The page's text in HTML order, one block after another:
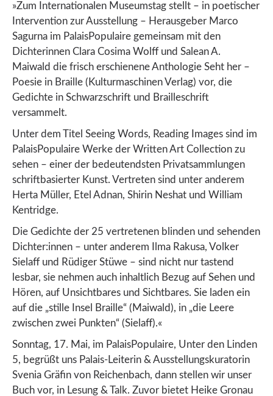
»Zum Internationalen Museumstag stellt – in poetischer
Intervention zur Ausstellung – Herausgeber Marco
Sagurna im PalaisPopulaire gemeinsam mit den
Dichterinnen Clara Cosima Wolff und Salean A.
Maiwald die frisch erschienene Anthologie Seht her –
Poesie in Braille (Kulturmaschinen Verlag) vor, die
Gedichte in Schwarzschrift und Brailleschrift
versammelt.
Unter dem Titel Seeing Words, Reading Images sind im
PalaisPopulaire Werke der Written Art Collection zu
sehen – einer der bedeutendsten Privatsammlungen
schriftbasierter Kunst. Vertreten sind unter anderem
Herta Müller, Etel Adnan, Shirin Neshat und William
Kentridge.
Die Gedichte der 25 vertretenen blinden und sehenden
Dichter:innen – unter anderem Ilma Rakusa, Volker
Sielaff und Rüdiger Stüwe – sind nicht nur tastend
lesbar, sie nehmen auch inhaltlich Bezug auf Sehen und
Hören, auf Unsichtbares und Sichtbares. Sie laden ein
auf die „stille Insel Braille“ (Maiwald), in „die Leere
zwischen zwei Punkten“ (Sielaff).«
Sonntag, 17. Mai, im PalaisPopulaire, Unter den Linden
5, begrüßt uns Palais-Leiterin & Ausstellungskuratorin
Svenia Gräfin von Reichenbach, dann stellen wir unser
Buch vor, in Lesung & Talk. Zuvor bietet Heike Gronau